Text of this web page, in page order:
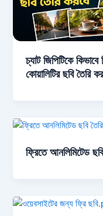
চ্যাট জিপিটিকে কিভাবে
কোয়ালিটির ছবি তৈরি
ফ্রিতে আনলিমিটেড